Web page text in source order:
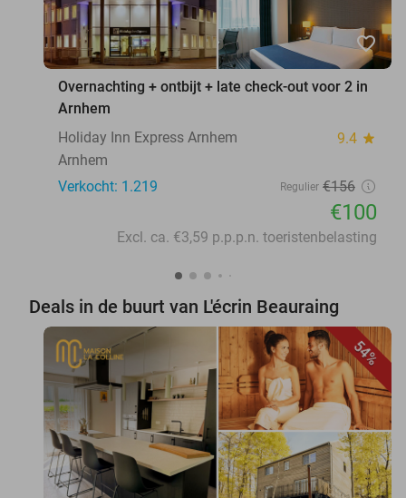
favorite_border
Overnachting + ontbijt + late check-out voor 2 in
Arnhem
Holiday Inn Express Arnhem
9.4 star
Arnhem
Verkocht: 1.219
Regulier €156
€100
Excl. ca. €3,59 p.p.p.n. toeristenbelasting
Deals in de buurt van L'écrin Beauraing
54%